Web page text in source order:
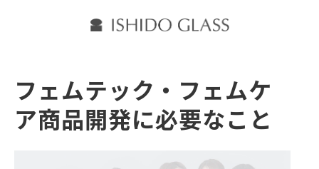
フェムテック・フェムケ
ア商品開発に必要なこと